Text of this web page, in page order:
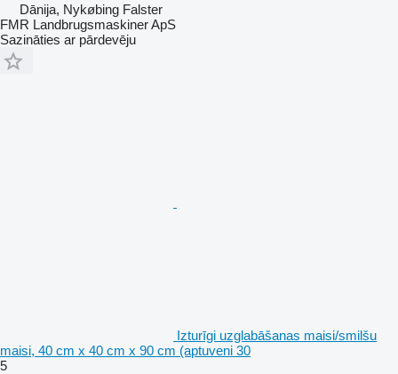
Dānija, Nykøbing Falster
FMR Landbrugsmaskiner ApS
Sazināties ar pārdevēju
Izturīgi uzglabāšanas maisi/smilšu
maisi, 40 cm x 40 cm x 90 cm (aptuveni 30
5